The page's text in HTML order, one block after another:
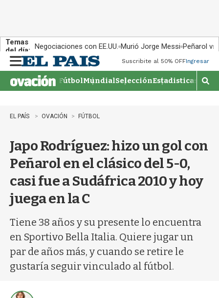
Temas
del día: Negociaciones con EE.UU. Murió Jorge Messi Peñarol
n
u
Suscribite al 50% OFFIngresar
FútbolMundialSelecciónEstadisticas
M
o
r
b
EL PAÍS OVACIÓN FÚTBOL
Japo Rodríguez: hizo un gol con
Peñarol en el clásico del 5-0,
casi fue a Sudáfrica 2010 y hoy
juega en la C
Tiene 38 años y su presente lo encuentra
en Sportivo Bella Italia. Quiere jugar un
par de años más, y cuando se retire le
gustaría seguir vinculado al fútbol.